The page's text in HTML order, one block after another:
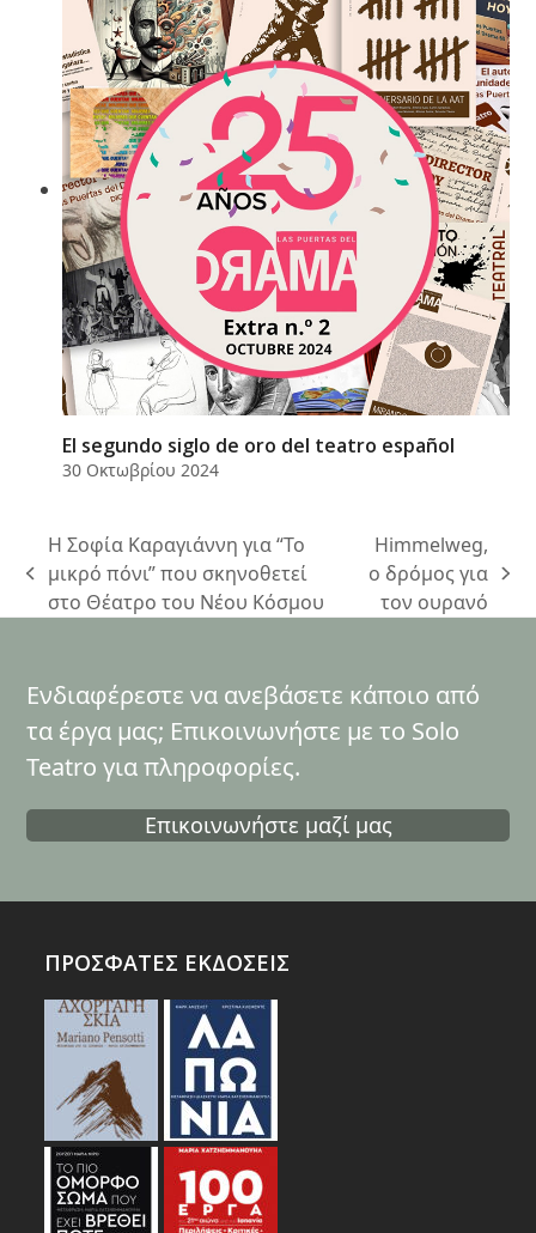
El segundo siglo de oro del teatro español
30 Οκτωβρίου 2024
previous
post:
Η Σοφία Καραγιάννη για “Το
μικρό πόνι” που σκηνοθετεί
στο Θέατρο του Νέου Κόσμου
next
post:
Himmelweg,
ο δρόμος για
τον ουρανό
Ενδιαφέρεστε να ανεβάσετε κάποιο από
τα έργα μας; Επικοινωνήστε με το Solo
Teatro για πληροφορίες.
Επικοινωνήστε μαζί μας
ΠΡΟΣΦΑΤΕΣ ΕΚΔΟΣΕΙΣ